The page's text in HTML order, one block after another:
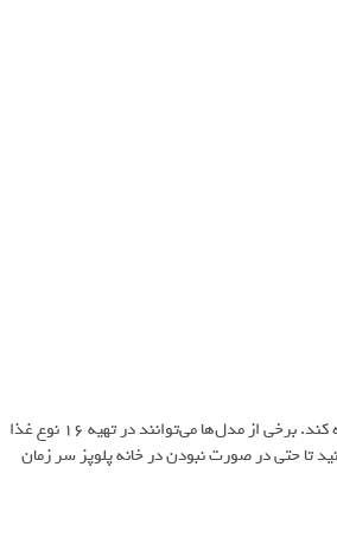
اگر به سراغ پلوپز‌های چندکاره می‌روید حتما توجه داشته باشید که محصول بتواند چندین نوع غذا را آماده کند. برخی از مدل‌ها می‌توانند در تهیه 16 نوع غذا
تا حتی در صورت نبودن در خانه پلوپز سر زمان